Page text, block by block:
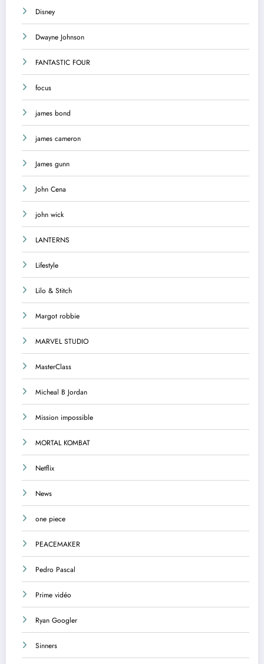
Disney
Dwayne Johnson
FANTASTIC FOUR
focus
james bond
james cameron
James gunn
John Cena
john wick
LANTERNS
Lifestyle
Lilo & Stitch
Margot robbie
MARVEL STUDIO
MasterClass
Micheal B Jordan
Mission impossible
MORTAL KOMBAT
Netflix
News
one piece
PEACEMAKER
Pedro Pascal
Prime vidéo
Ryan Googler
Sinners